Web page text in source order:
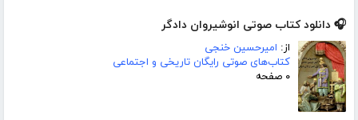
🎧 دانلود کتاب صوتی انوشیروان دادگر
از: امیرحسین خنجی
کتاب‌های صوتی رایگان تاریخی و اجتماعی
۰ صفحه